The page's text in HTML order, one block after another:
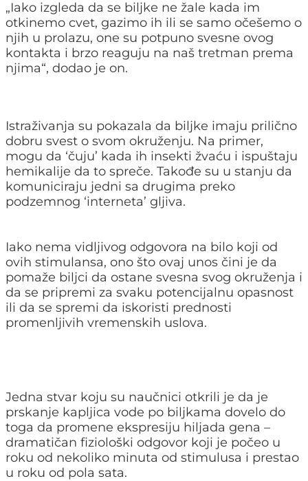
„Iako izgleda da se biljke ne žale kada im
otkinemo cvet, gazimo ih ili se samo očešemo o
njih u prolazu, one su potpuno svesne ovog
kontakta i brzo reaguju na naš tretman prema
njima“, dodao je on.
Istraživanja su pokazala da biljke imaju prilično
dobru svest o svom okruženju. Na primer,
mogu da ‘čuju’ kada ih insekti žvaću i ispuštaju
hemikalije da to spreče. Takođe su u stanju da
komuniciraju jedni sa drugima preko
podzemnog ‘interneta’ gljiva.
Iako nema vidljivog odgovora na bilo koji od
ovih stimulansa, ono što ovaj unos čini je da
pomaže biljci da ostane svesna svog okruženja i
da se pripremi za svaku potencijalnu opasnost
ili da se spremi da iskoristi prednosti
promenljivih vremenskih uslova.
Jedna stvar koju su naučnici otkrili je da je
prskanje kapljica vode po biljkama dovelo do
toga da promene ekspresiju hiljada gena –
dramatičan fiziološki odgovor koji je počeo u
roku od nekoliko minuta od stimulusa i prestao
u roku od pola sata.